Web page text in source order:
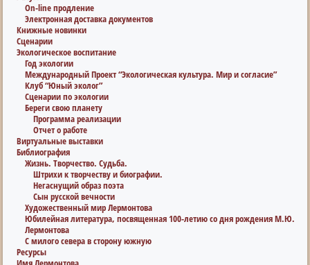
On-line продление
Электронная доставка документов
Книжные новинки
Сценарии
Экологическое воспитание
Год экологии
Международный Проект “Экологическая культура. Мир и согласие”
Клуб “Юный эколог”
Сценарии по экологии
Береги свою планету
Программа реализации
Отчет о работе
Виртуальные выставки
Библиография
Жизнь. Творчество. Судьба.
Штрихи к творчеству и биографии.
Негаснущий образ поэта
Сын русской вечности
Художественный мир Лермонтова
Юбилейная литература, посвященная 100-летию со дня рождения М.Ю.
Лермонтова
С милого севера в сторону южную
Ресурсы